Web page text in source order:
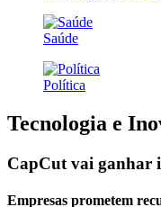
Saúde
Política
Tecnologia e
CapCut vai ganhar
Empresas prometem